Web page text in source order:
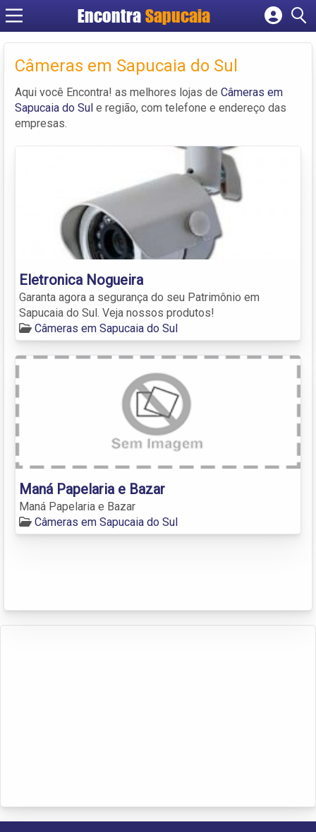
Encontra
Cadastrar empresa
Criar conta
Câmeras em Sapucaia do Sul
Aqui você Encontra! as melhores lojas de Câmeras em
Sapucaia do Sul e região, com telefone e endereço das
empresas.
Eletronica Nogueira
Garanta agora a segurança do seu Patrimônio em
Sapucaia do Sul. Veja nossos produtos!
Câmeras em Sapucaia do Sul
Maná Papelaria e Bazar
Maná Papelaria e Bazar
Câmeras em Sapucaia do Sul